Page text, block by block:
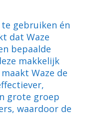
gebruiken én
dat Waze
bepaalde
makkelijk
Waze de
grote groep
waardoor de